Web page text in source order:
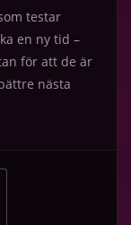
testar
en ny tid –
för att de är
nästa